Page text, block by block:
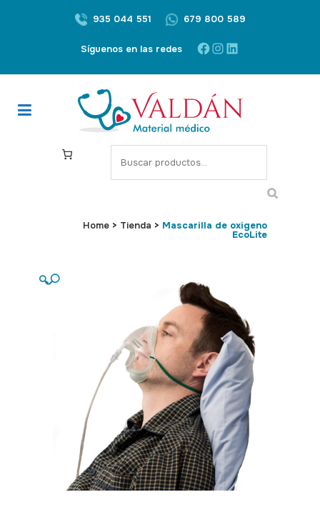
935 044 551 679 800 589
Síguenos en las redes Facebook
Instagram
LinkedIn
S
e
c
Home > Tienda > Mascarilla de oxigeno
EcoLite
🔍